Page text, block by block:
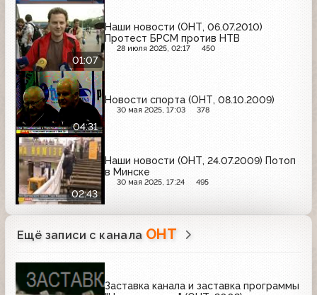
01:07
Наши новости (ОНТ, 06.07.2010)
Протест БРСМ против НТВ
28 июля 2025, 02:17 450
04:31
Новости спорта (ОНТ, 08.10.2009)
30 мая 2025, 17:03 378
02:43
Наши новости (ОНТ, 24.07.2009) Потоп
в Минске
30 мая 2025, 17:24 495
Ещё записи с канала ОНТ
Заставка канала и заставка программы